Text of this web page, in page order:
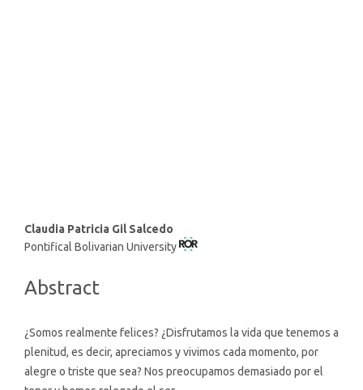
Main
Article
Claudia Patricia Gil Salcedo
Pontifical Bolivarian University
Abstract
¿Somos realmente felices? ¿Disfrutamos la vida que tenemos a
plenitud, es decir, apreciamos y vivimos cada momento, por
alegre o triste que sea? Nos preocupamos demasiado por el